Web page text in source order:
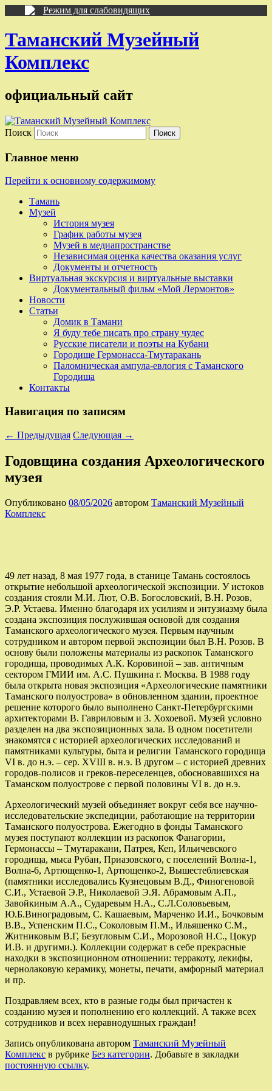
Режим для слабовидящих
Таманский Музейный
Комплекс
официальный сайт
Поиск
Главное меню
Перейти к основному содержимому
Тамань
Музей
История музея
График работы музея
Музей в медиапространстве
Независимая оценка качества оказания услуг
Документы и отчетность
Виртуальная экскурсия и виртуальные выставки
Документальный фильм «Мой Лермонтов»
Новости
Статьи
Домик в Тамани
Я буду тебе писать про страну чудес
Русские писатели и поэты на Кубани
Городище Гермонасса-Тмутаракань
Паломническая ампула-евлогия с Таманского
Городища
Контакты
Навигация по записям
← Предыдущая Следующая →
Годовщина создания Археологического
музея
Опубликовано 08/05/2026 автором Таманский Музейный
Комплекс
49 лет назад, 8 мая 1977 года, в станице Тамань состоялось
открытие небольшой археологической экспозиции. У истоков
создания стояли М.И. Лют, О.В. Богословский, В.Н. Розов,
Э.Р. Устаева. Именно благодаря их усилиям и энтузиазму была
создана экспозиция послужившая основой для создания
Таманского археологического музея. Первым научным
сотрудником и автором первой экспозиции был В.Н. Розов. В
основу были положены материалы из раскопок Таманского
городища, проводимых А.К. Коровиной – зав. античным
сектором ГМИИ им. А.С. Пушкина г. Москва. В 1988 году
была открыта новая экспозиция «Археологические памятники
Таманского полуострова» в обновленном здании, проектное
решение которого было выполнено Санкт-Петербургскими
архитекторами В. Гавриловым и З. Хохоевой. Музей условно
разделен на два экспозиционных зала. В одном посетители
знакомятся с историей археологических исследований и
памятниками культуры, быта и религии Таманского городища
VI в. до н.э. – сер. XVIII в. н.э. В другом – с историей древних
городов-полисов и греков-переселенцев, обосновавшихся на
Таманском полуострове с первой половины VI в. до н.э.
Археологический музей объединяет вокруг себя все научно-
исследовательские экспедиции, работающие на территории
Таманского полуострова. Ежегодно в фонды Таманского
музея поступают коллекции из раскопок Фанагории,
Гермонассы – Тмутаракани, Патрея, Кеп, Ильичевского
городища, мыса Рубан, Приазовского, с поселений Волна-1,
Волна-6, Артющенко-1, Артющенко-2, Вышестеблиевская
(памятники исследовались Кузнецовым В.Д., Финогеновой
С.И., Устаевой Э.Р., Николаевой Э.Я. Абрамовым А.П.,
Завойкиным А.А., Сударевым Н.А., С.Л.Соловьевым,
Ю.Б.Виноградовым, С. Кашаевым, Марченко И.И., Бочковым
В.В., Успенским П.С., Соколовым П.М., Ильяшенко С.М.,
Житниковым В.Г, Безугловым С.И., Морозовой Н.С., Цокур
И.В. и другими.). Коллекции содержат в себе прекрасные
находки в экспозиционном отношении: терракоту, лекифы,
чернолаковую керамику, монеты, печати, амфорный материал
и пр.
Поздравляем всех, кто в разные годы был причастен к
созданию музея и пополнению его коллекций. А также всех
сотрудников и всех неравнодушных граждан!
Запись опубликована автором Таманский Музейный
Комплекс в рубрике Без категории. Добавьте в закладки
постоянную ссылку.